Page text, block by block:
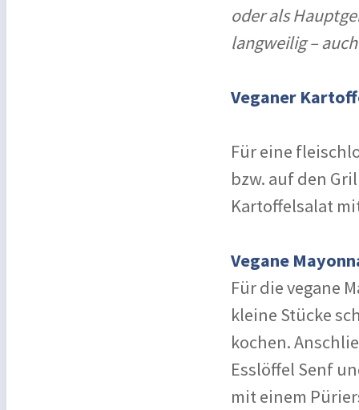
oder als
langweilig –
Veganer
Für eine
bzw. auf den
Kartoffelsalat
Vegane
Für die vegane
kleine Stücke
kochen.
Esslöffel Senf
mit einem